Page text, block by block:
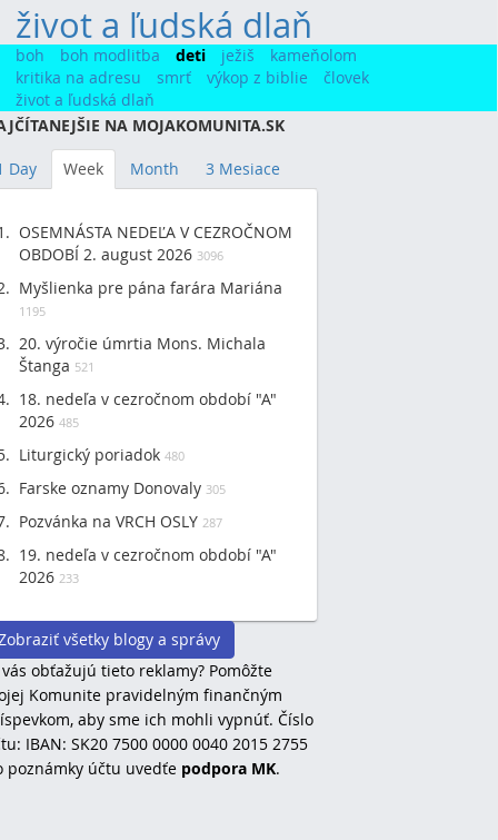
život a ľudská dlaň
boh boh modlitba deti ježiš
kameňolom
kritika na adresu
smrť výkop z biblie
človek
život a ľudská dlaň
NA MOJAKOMUNITA.SK
Day Week Month 3 Mesiace
OSEMNÁSTA NEDEĽA V CEZROČNOM
OBDOBÍ 2. august 2026 3096
Myšlienka pre pána farára Mariána
1195
20. výročie úmrtia Mons. Michala
Štanga 521
18. nedeľa v cezročnom období "A"
2026 485
Liturgický poriadok 480
Farske oznamy Donovaly 305
Pozvánka na VRCH OSLY 287
19. nedeľa v cezročnom období "A"
2026 233
všetky blogy a správy
obťažujú tieto reklamy? Pomôžte
Komunite pravidelným finančným
aby sme ich mohli vypnúť. Číslo
IBAN: SK20 7500 0000 0040 2015 2755
poznámky účtu uvedťe podpora MK.